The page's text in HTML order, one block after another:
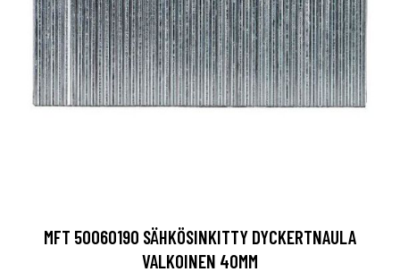
MFT 50060190 SÄHKÖSINKITTY DYCKERTNAULA
VALKOINEN 40MM